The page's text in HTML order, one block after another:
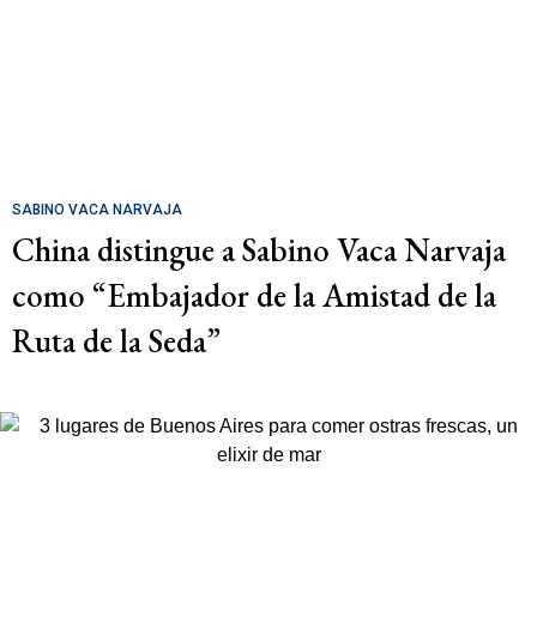
SABINO VACA NARVAJA
China distingue a Sabino Vaca Narvaja
como “Embajador de la Amistad de la
Ruta de la Seda”